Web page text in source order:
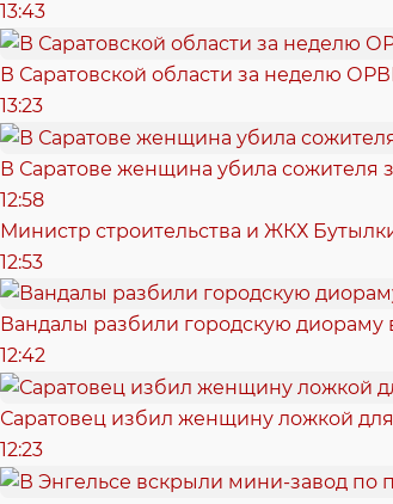
13:43
В Саратовской области за неделю
13:23
В Саратове женщина убила сожителя
12:58
Министр строительства и ЖКХ
12:53
Вандалы разбили городскую диораму
12:42
Саратовец избил женщину ложкой
12:23